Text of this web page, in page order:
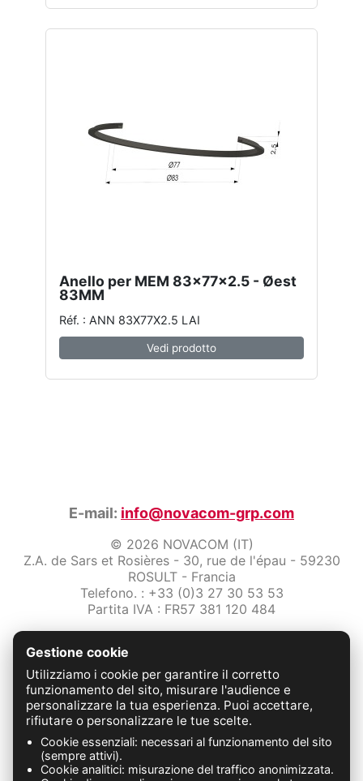
Anello per MEM 83x77x2.5 - Øest
83MM
Réf. : ANN 83X77X2.5 LAI
Vedi prodotto
E-mail: info@novacom-grp.com
© 2026 NOVACOM (IT)
Z.A. de Sars et Rosières - 30, rue de l'épau - 59230
ROSULT - Francia
Telefono. : +33 (0)3 27 30 53 53
Partita IVA : FR57 381 120 484
Protezione dei dati
Condizioni Generali di Vendita
Contattaci
FABRICATION FRANÇAISE
Gestione cookie
Utilizziamo i cookie per garantire il corretto
funzionamento del sito, misurare l'audience e
personalizzare la tua esperienza. Puoi accettare,
rifiutare o personalizzare le tue scelte.
Cookie essenziali: necessari al funzionamento del sito
(sempre attivi).
Cookie analitici: misurazione del traffico anonimizzata.